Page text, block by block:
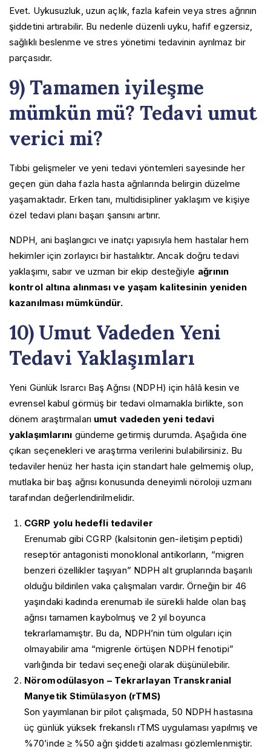
Evet. Uykusuzluk, uzun açlık, fazla kafein veya stres ağrının
şiddetini artırabilir. Bu nedenle düzenli uyku, hafif egzersiz,
sağlıklı beslenme ve stres yönetimi tedavinin ayrılmaz bir
parçasıdır.
9) Tamamen iyileşme
mümkün mü? Tedavi umut
verici mi?
Tıbbi gelişmeler ve yeni tedavi yöntemleri sayesinde her
geçen gün daha fazla hasta ağrılarında belirgin düzelme
yaşamaktadır. Erken tanı, multidisipliner yaklaşım ve kişiye
özel tedavi planı başarı şansını artırır.
NDPH, ani başlangıcı ve inatçı yapısıyla hem hastalar hem
hekimler için zorlayıcı bir hastalıktır. Ancak doğru tedavi
yaklaşımı, sabır ve uzman bir ekip desteğiyle ağrının
kontrol altına alınması ve yaşam kalitesinin yeniden
kazanılması mümkündür.
10) Umut Vadeden Yeni
Tedavi Yaklaşımları
Yeni Günlük Israrcı Baş Ağrısı (NDPH) için hâlâ kesin ve
evrensel kabul görmüş bir tedavi olmamakla birlikte, son
dönem araştırmaları umut vadeden yeni tedavi
yaklaşımlarını gündeme getirmiş durumda. Aşağıda öne
çıkan seçenekleri ve araştırma verilerini bulabilirsiniz. Bu
tedaviler henüz her hasta için standart hale gelmemiş olup,
mutlaka bir baş ağrısı konusunda deneyimli nöroloji uzmanı
tarafından değerlendirilmelidir.
CGRP yolu hedefli tedaviler
Erenumab gibi CGRP (kalsitonin gen-iletişim peptidi)
reseptör antagonisti monoklonal antikorların, “migren
benzeri özellikler taşıyan” NDPH alt gruplarında başarılı
olduğu bildirilen vaka çalışmaları vardır. Örneğin bir 46
yaşındaki kadında erenumab ile sürekli halde olan baş
ağrısı tamamen kaybolmuş ve 2 yıl boyunca
tekrarlamamıştır. Bu da, NDPH’nin tüm olguları için
olmayabilir ama “migrenle örtüşen NDPH fenotipi”
varlığında bir tedavi seçeneği olarak düşünülebilir.
Nöromodülasyon – Tekrarlayan Transkranial
Manyetik Stimülasyon (rTMS)
Son yayımlanan bir pilot çalışmada, 50 NDPH hastasına
üç günlük yüksek frekanslı rTMS uygulaması yapılmış ve
%70’inde ≥ %50 ağrı şiddeti azalması gözlemlenmiştir.